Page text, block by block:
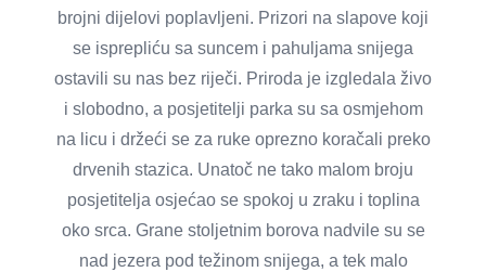
brojni dijelovi poplavljeni. Prizori na slapove koji
se isprepliću sa suncem i pahuljama snijega
ostavili su nas bez riječi. Priroda je izgledala živo
i slobodno, a posjetitelji parka su sa osmjehom
na licu i držeći se za ruke oprezno koračali preko
drvenih stazica. Unatoč ne tako malom broju
posjetitelja osjećao se spokoj u zraku i toplina
oko srca. Grane stoljetnim borova nadvile su se
nad jezera pod težinom snijega, a tek malo